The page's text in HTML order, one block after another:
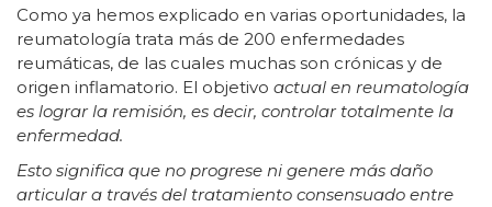
Como ya hemos explicado en varias oportunidades, la
reumatología trata más de 200 enfermedades
reumáticas, de las cuales muchas son crónicas y de
origen inflamatorio. El objetivo actual en reumatología
es lograr la remisión, es decir, controlar totalmente la
enfermedad.
Esto significa que no progrese ni genere más daño
articular a través del tratamiento consensuado entre